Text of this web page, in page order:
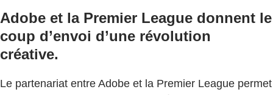
Adobe et la Premier League donnent le
coup d’envoi d’une révolution
créative.
Le partenariat entre Adobe et la Premier League permet